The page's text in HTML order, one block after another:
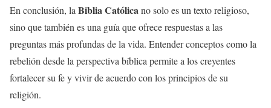
En conclusión, la Biblia Católicano solo es un texto religioso,
sino que también es una guía que ofrece respuestas a las
preguntas más profundas de la vida. Entender conceptos como la
rebelión desde la perspectiva bíblica permite a los creyentes
fortalecer su fe y vivir de acuerdo con los principios de su
religión.